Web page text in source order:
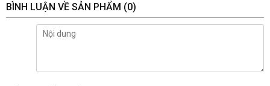
BÌNH LUẬN VỀ SẢN PHẨM (0)